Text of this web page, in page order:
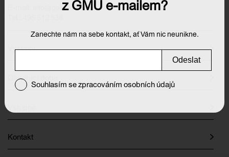
info@galeriehk.cz
Výstavy
Otevírací doba
Kontakt
z GMU e-mailem?
Zanechte nám na sebe kontakt, ať Vám nic neunikne.
Odeslat
Souhlasím se zpracováním osobních údajů